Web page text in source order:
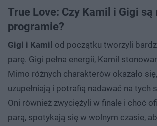
True Love: Czy Kamil i Gigi są
programie?
Gigi i Kamil od początku tworzyli
parę. Gigi pełna energii, Kamil
Mimo różnych charakterów okazało
uzupełniają i potrafią nadawać na tych
Oni również zwyciężyli w finale i choć
parą, spotykają się w wolnym czasie,